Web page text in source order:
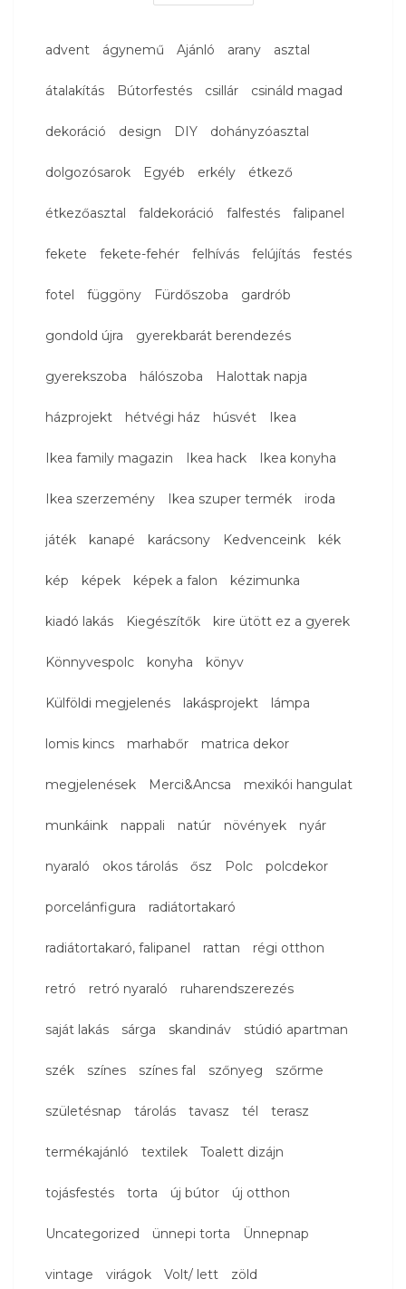
advent ágynemű Ajánló arany asztal
átalakítás Bútorfestés csillár csináld magad
dekoráció design DIY dohányzóasztal
dolgozósarok Egyéb erkély étkező
étkezőasztal faldekoráció falfestés falipanel
fekete fekete-fehér felhívás felújítás festés
fotel függöny Fürdőszoba gardrób
gondold újra gyerekbarát berendezés
gyerekszoba hálószoba Halottak napja
házprojekt hétvégi ház húsvét Ikea
Ikea family magazin Ikea hack Ikea konyha
Ikea szerzemény Ikea szuper termék iroda
játék kanapé karácsony Kedvenceink kék
kép képek képek a falon kézimunka
kiadó lakás Kiegészítők kire ütött ez a gyerek
Könnyvespolc konyha könyv
Külföldi megjelenés lakásprojekt lámpa
lomis kincs marhabőr matrica dekor
megjelenések Merci&Ancsa mexikói hangulat
munkáink nappali natúr növények nyár
nyaraló okos tárolás ősz Polc polcdekor
porcelánfigura radiátortakaró
radiátortakaró, falipanel rattan régi otthon
retró retró nyaraló ruharendszerezés
saját lakás sárga skandináv stúdió apartman
szék színes színes fal szőnyeg szőrme
születésnap tárolás tavasz tél terasz
termékajánló textilek Toalett dizájn
tojásfestés torta új bútor új otthon
Uncategorized ünnepi torta Ünnepnap
vintage virágok Volt/ lett zöld